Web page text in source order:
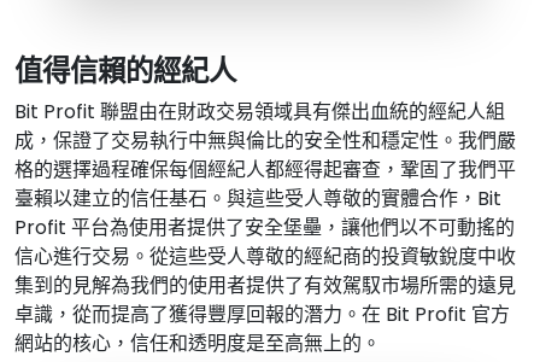
值得信賴的經紀人
Bit Profit 聯盟由在財政交易領域具有傑出血統的經紀人組
成，保證了交易執行中無與倫比的安全性和穩定性。我們嚴
格的選擇過程確保每個經紀人都經得起審查，鞏固了我們平
臺賴以建立的信任基石。與這些受人尊敬的實體合作，Bit
Profit 平台為使用者提供了安全堡壘，讓他們以不可動搖的
信心進行交易。從這些受人尊敬的經紀商的投資敏銳度中收
集到的見解為我們的使用者提供了有效駕馭市場所需的遠見
卓識，從而提高了獲得豐厚回報的潛力。在 Bit Profit 官方
網站的核心，信任和透明度是至高無上的。